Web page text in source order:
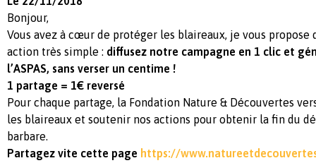
Bonjour,
Vous avez à cœur de protéger les blaireaux, je vous propose
action très simple : diffusez notre campagne en 1 clic et
l’ASPAS, sans verser un centime !
1 partage = 1€ reversé
Pour chaque partage, la Fondation Nature & Découvertes
les blaireaux et soutenir nos actions pour obtenir la fin du
barbare.
Partagez vite cette page https://